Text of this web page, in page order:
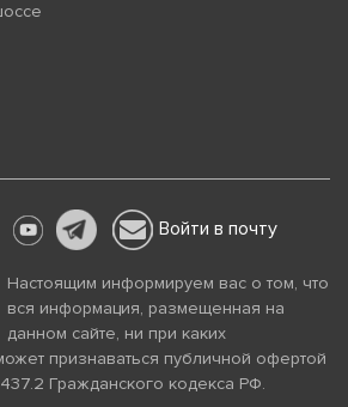
Войти в почту
Настоящим информируем вас о том, что
вся информация, размещенная на
данном сайте, ни при каких
признаваться публичной офертой
437.2 Гражданского кодекса РФ.